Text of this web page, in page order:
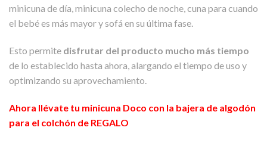
minicuna de día, minicuna colecho de noche, cuna para cuando
el bebé es más mayor y sofá en su última fase.
Esto permite disfrutar del producto mucho más tiempo
de lo establecido hasta ahora, alargando el tiempo de uso y
optimizando su aprovechamiento.
Ahora llévate tu minicuna Doco con la bajera de algodón
para el colchón de REGALO